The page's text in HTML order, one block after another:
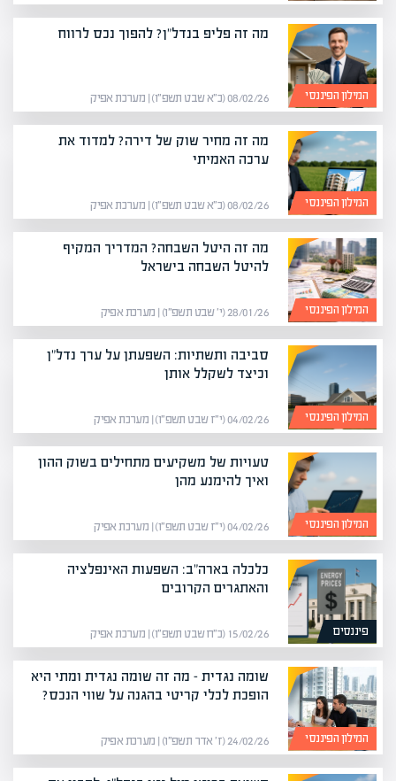
המילון הפיננסי
מה זה פליפ בנדל"ן? להפוך נכס לרווח
08/02/26 (כ״א שבט תשפ״ו) | מערכת אפיק
המילון הפיננסי
מה זה מחיר שוק של דירה? למדוד את
ערכה האמיתי
08/02/26 (כ״א שבט תשפ״ו) | מערכת אפיק
המילון הפיננסי
מה זה היטל השבחה? המדריך המקיף
להיטל השבחה בישראל
28/01/26 (י׳ שבט תשפ״ו) | מערכת אפיק
המילון הפיננסי
סביבה ותשתיות: השפעתן על ערך נדל"ן
וכיצד לשקלל אותן
04/02/26 (י״ז שבט תשפ״ו) | מערכת אפיק
המילון הפיננסי
טעויות של משקיעים מתחילים בשוק ההון
ואיך להימנע מהן
04/02/26 (י״ז שבט תשפ״ו) | מערכת אפיק
פיננסים
כלכלה בארה"ב: השפעות האינפלציה
והאתגרים הקרובים
15/02/26 (כ״ח שבט תשפ״ו) | מערכת אפיק
המילון הפיננסי
שומה נגדית – מה זה שומה נגדית ומתי היא
הופכת לכלי קריטי בהגנה על שווי הנכס?
24/02/26 (ז׳ אדר תשפ״ו) | מערכת אפיק